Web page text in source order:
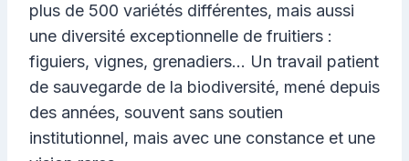
plus de 500 variétés différentes, mais aussi
une diversité exceptionnelle de fruitiers :
figuiers, vignes, grenadiers… Un travail patient
de sauvegarde de la biodiversité, mené depuis
des années, souvent sans soutien
institutionnel, mais avec une constance et une